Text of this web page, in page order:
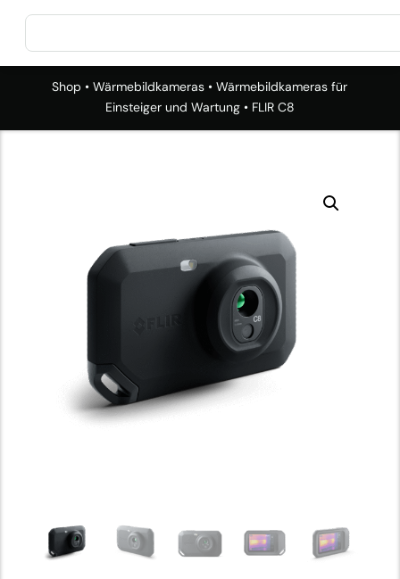
Shop •Wärmebildkameras •Wärmebildkameras für
Einsteiger und Wartung• FLIR C8